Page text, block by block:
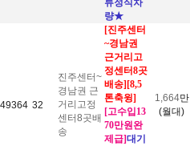
류정식차
량★
49364 32
진주센터~
경남권 근
거리고정
센터8곳배
송
[진주센터
~경남권
근거리고
정센터8곳
배송][8,5
톤축윙]
[고수입13
70만원완
제급]대기
1,664만
(월대)